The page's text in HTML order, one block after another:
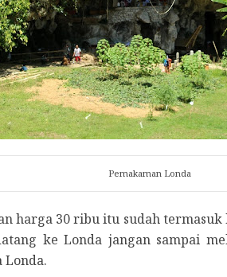
Pemakaman Londa
harga 30 ribu itu sudah
ke Londa jangan sampai